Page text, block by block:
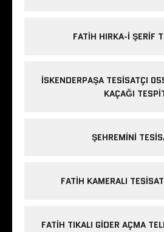
FATIH HIRKA-I ŞERIF
İSKENDERPAŞA TESISATÇI
KAÇAĞI
ŞEHREMINI
FATIH KAMERALI
FATIH TIKALI GIDER AÇMA